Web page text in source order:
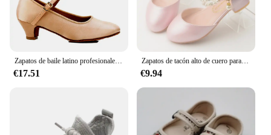
active children. They are a smart choice for parents
looking for durable, stylish, and functional footwear
for their kids.
Zapatos de baile latino profesionales de satén para niños, zapatos modernos para niñas, zapatos de baile de tacón bajo con punta cerrada, zapatos de vals, Tango y Salsa
€17.51
Zapatos de tacón alto de cuero para niñas, sandalias de baile para espectáculo de estudiantes, zapatos para niños pequeños, Mary Jane
€9.94